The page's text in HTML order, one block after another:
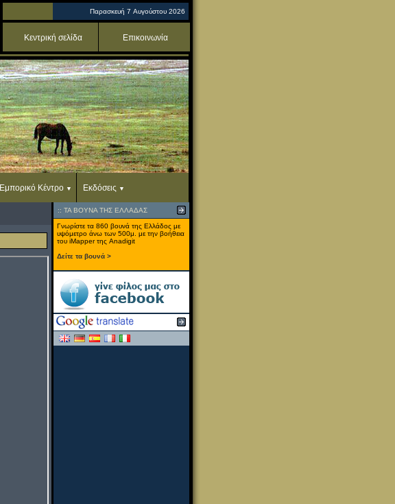
Παρασκευή 7 Αυγούστου 2026
Κεντρική σελίδα Επικοινωνία
Εμπορικό Κέντρο Εκδόσεις
:: ΤΑ ΒΟΥΝΑ ΤΗΣ ΕΛΛΑΔΑΣ
Γνωρίστε τα 860 βουνά της Ελλάδος με
υψόμετρο άνω των 500μ. με την βοήθεια
του iMapper της Anadigit
Δείτε τα βουνά >